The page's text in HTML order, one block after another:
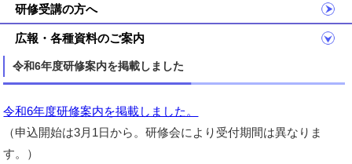
研修受講の方へ
広報・各種資料のご案内
令和6年度研修案内を掲載しました
令和6年度研修案内を掲載しました。
（申込開始は3月1日から。研修会により受付期間は異なりま
す。）